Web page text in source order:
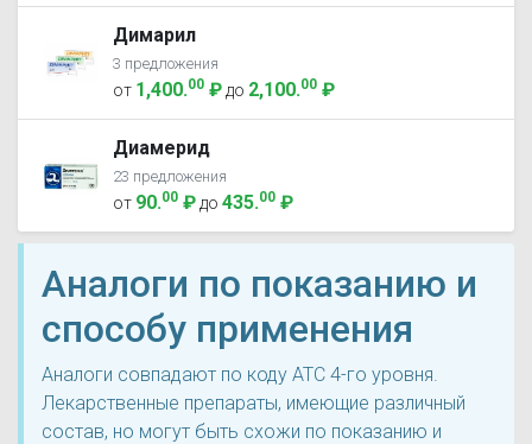
Димарил
3 предложения
от 1,400.00 ₽ до 2,100.00 ₽
Диамерид
23 предложения
от 90.00 ₽ до 435.00 ₽
Аналоги по показанию и
способу применения
Аналоги совпадают по коду ATC 4-го уровня.
Лекарственные препараты, имеющие различный
состав, но могут быть схожи по показанию и